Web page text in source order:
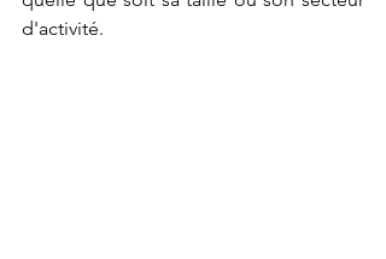
d'activité.